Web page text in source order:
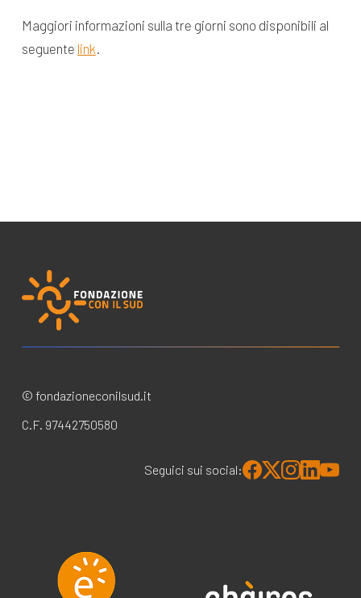
Maggiori informazioni sulla tre giorni sono disponibili al
seguente link
© fondazioneconilsud.it
C.F. 97442750580
Seguici sui social: